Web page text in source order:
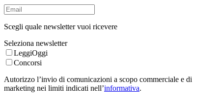
Scegli quale newsletter vuoi ricevere
Seleziona newsletter
LeggiOggi
Concorsi
Autorizzo l’invio di comunicazioni a scopo commerciale e di
marketing nei limiti indicati nell’informativa.